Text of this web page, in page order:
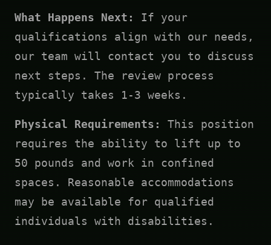
What Happens Next:
If your
qualifications align with our needs,
our team will contact you to discuss
next steps. The review process
typically takes 1-3 weeks.
Physical Requirements:
This position
requires the ability to lift up to
50 pounds and work in confined
spaces. Reasonable accommodations
may be available for qualified
individuals with disabilities.